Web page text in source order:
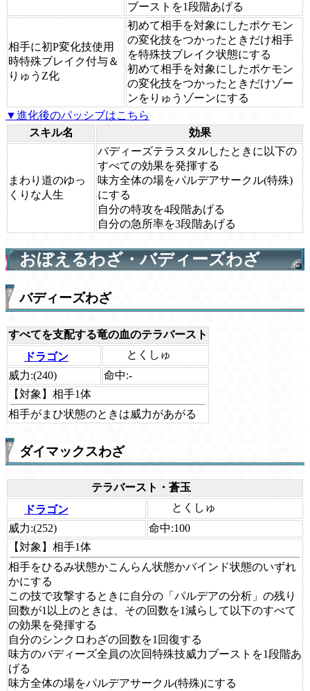
ブーストを1段階あげる
相手に初P変化技使用
時特殊ブレイク付与＆
りゅうZ化
初めて相手を対象にしたポケモン
の変化技をつかったときだけ相手
を特殊技ブレイク状態にする
初めて相手を対象にしたポケモン
の変化技をつかったときだけゾー
ンをりゅうゾーンにする
▼進化後のパッシブはこちら
スキル名
効果
まわり道のゆっ
くりな人生
バディーズテラスタルしたときに以下の
すべての効果を発揮する
味方全体の場をパルデアサークル(特殊)
にする
自分の特攻を4段階あげる
自分の急所率を3段階あげる
おぼえるわざ・バディーズわざ
バディーズわざ
すべてを支配する竜の血のテラバースト
ドラゴン
とくしゅ
威力:(240) 命中:-
【対象】 相手1体
相手がまひ状態のときは威力があがる
ダイマックスわざ
テラバースト・蒼玉
ドラゴン
とくしゅ
威力:(252) 命中:100
【対象】 相手1体
相手をひるみ状態かこんらん状態かバインド状態のいずれ
かにする
この技で攻撃するときに自分の「パルデアの分析」の残り
回数が1以上のときは、その回数を1減らして以下のすべて
の効果を発揮する
自分のシンクロわざの回数を1回復する
味方のバディーズ全員の次回特殊技威力ブーストを1段階あ
げる
味方全体の場をパルデアサークル(特殊)にする